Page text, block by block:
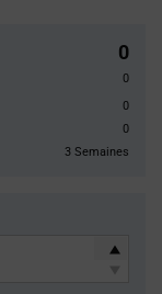
0
0
0
0
3 Semaines